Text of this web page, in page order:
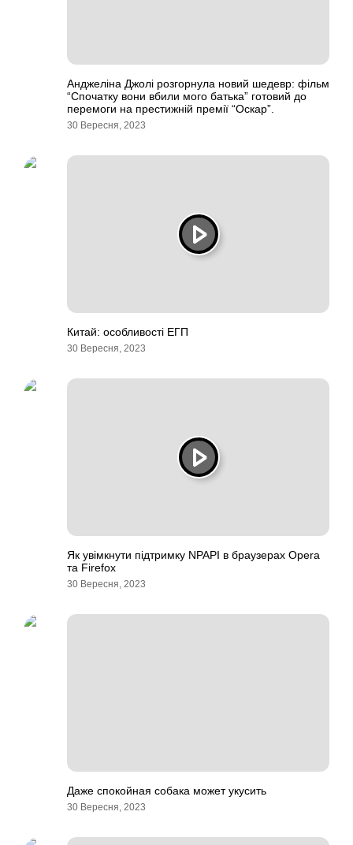
Анджеліна Джолі розгорнула новий шедевр: фільм
“Спочатку вони вбили мого батька” готовий до
перемоги на престижній премії “Оскар”.
30 Вересня, 2023
Китай: особливості ЕГП
30 Вересня, 2023
Як увімкнути підтримку NPAPI в браузерах Opera
та Firefox
30 Вересня, 2023
Даже спокойная собака может укусить
30 Вересня, 2023